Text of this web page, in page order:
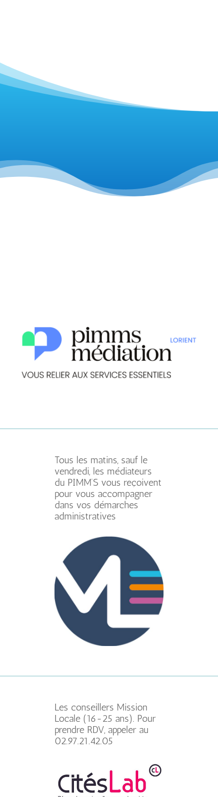
Tous les matins, sauf le
vendredi, les médiateurs
du PIMM’S vous reçoivent
pour vous accompagner
dans vos démarches
administratives
Les conseillers Mission
Locale (16-25 ans). Pour
prendre RDV, appeler au
02.97.21.42.05